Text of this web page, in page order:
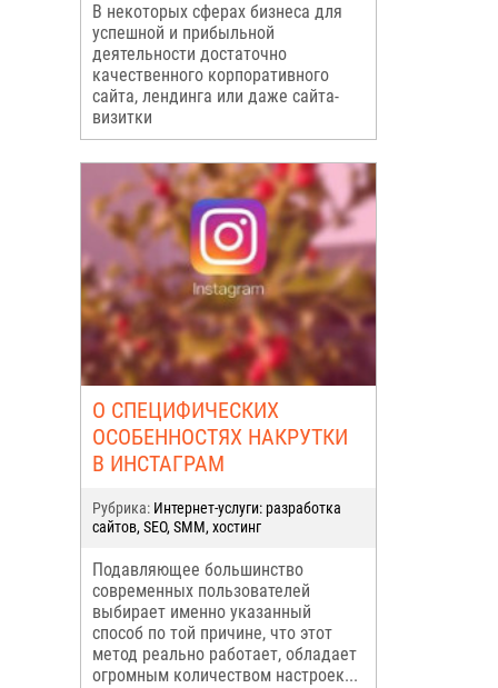
В некоторых сферах бизнеса для
успешной и прибыльной
деятельности достаточно
качественного корпоративного
сайта, лендинга или даже сайта-
визитки
О СПЕЦИФИЧЕСКИХ
ОСОБЕННОСТЯХ НАКРУТКИ
В ИНСТАГРАМ
Рубрика: Интернет-услуги: разработка
сайтов, SEO, SMM, хостинг
Подавляющее большинство
современных пользователей
выбирает именно указанный
способ по той причине, что этот
метод реально работает, обладает
огромным количеством настроек...